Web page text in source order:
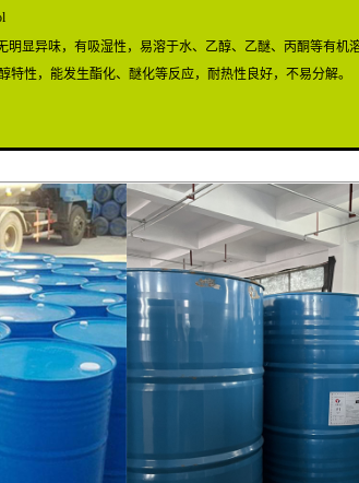
明显异味，有吸湿性，易溶于水、乙醇、乙醚、丙酮等有
特性，能发生酯化、醚化等反应，耐热性良好，不易分解。